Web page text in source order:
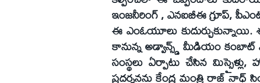
ఇంజనీరింగ్ , ఎనఐబీఈ గ్రూప్, పీఎంటీ
ఈ ఎంఓయూలు కుదుర్చుకున్నాయి.
కానున్న అడ్వాన్స్డ్ మీడియం
సంస్థలు ఏర్పాటు చేసిన
ప్రదర్శనను కేంద్ర మంత్రి రాజ్